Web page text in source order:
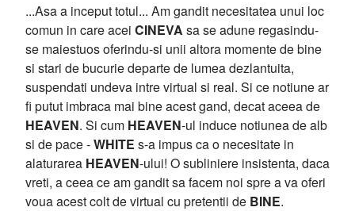
...Asa a inceput totul... Am gandit necesitatea unui loc
comun in care acei CINEVA sa se adune regasindu-
se maiestuos oferindu-si unii altora momente de bine
si stari de bucurie departe de lumea dezlantuita,
suspendati undeva intre virtual si real. Si ce notiune ar
fi putut imbraca mai bine acest gand, decat aceea de
HEAVEN. Si cum HEAVEN-ul induce notiunea de alb
si de pace -WHITE s-a impus ca o necesitate in
alaturarea HEAVEN-ului! O subliniere insistenta, daca
vreti, a ceea ce am gandit sa facem noi spre a va oferi
voua acest colt de virtual cu pretentii de BINE.